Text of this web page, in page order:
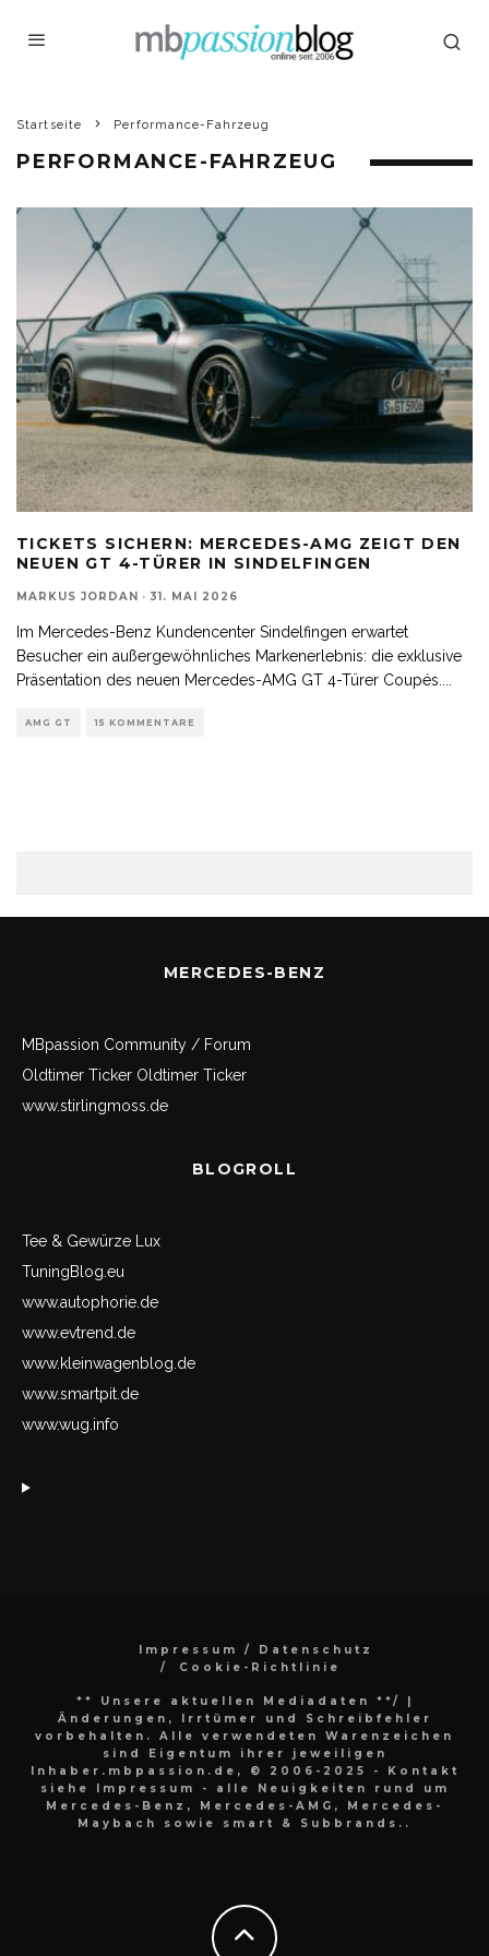
Startseite Performance-Fahrzeug
PERFORMANCE-FAHRZEUG
TICKETS SICHERN: MERCEDES-AMG ZEIGT DEN
NEUEN GT 4-TÜRER IN SINDELFINGEN
MARKUS JORDAN · 31. MAI 2026
Im Mercedes-Benz Kundencenter Sindelfingen erwartet
Besucher ein außergewöhnliches Markenerlebnis: die exklusive
Präsentation des neuen Mercedes-AMG GT 4-Türer Coupés.
AMG GT 15 KOMMENTARE
MERCEDES-BENZ
MBpassion Community / Forum
Oldtimer Ticker Oldtimer Ticker
www.stirlingmoss.de
BLOGROLL
Tee & Gewürze Lux
TuningBlog.eu
www.autophorie.de
www.evtrend.de
www.kleinwagenblog.de
www.smartpit.de
www.wug.info
Impressum / Datenschutz
Cookie-Richtlinie
** Unsere aktuellen Mediadaten **/
|
Änderungen, Irrtümer und Schreibfehler
vorbehalten. Alle verwendeten Warenzeichen
sind Eigentum ihrer jeweiligen
Inhaber.mbpassion.de, © 2006-2025 - Kontakt
siehe Impressum - alle Neuigkeiten rund um
Mercedes-Benz, Mercedes-AMG, Mercedes-
Maybach sowie smart & Subbrands..